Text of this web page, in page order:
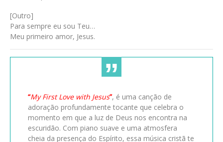
[Outro]
Para sempre eu sou Teu…
Meu primeiro amor, Jesus.
“My First Love with Jesus”, é uma canção de
adoração profundamente tocante que celebra o
momento em que a luz de Deus nos encontra na
escuridão. Com piano suave e uma atmosfera
cheia da presença do Espírito, essa música cristã te